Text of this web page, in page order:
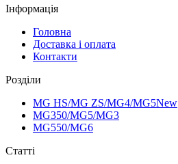
Інформація
Головна
Доставка і оплата
Контакти
Розділи
MG HS/MG ZS/MG4/MG5New
MG350/MG5/MG3
MG550/MG6
Статті